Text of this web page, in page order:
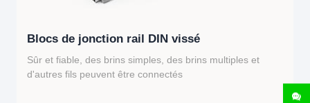
Blocs de jonction rail DIN vissé
Sûr et fiable, des brins simples, des brins multiples et
d'autres fils peuvent être connectés